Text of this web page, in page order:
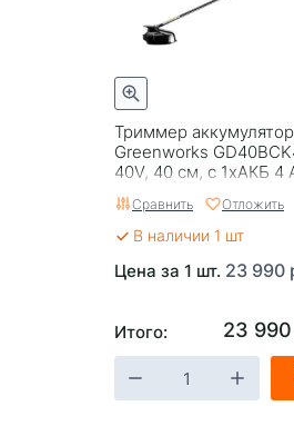
Триммер
Greenworks
40V, 40 см, с 1хАКБ 4
Сравнить Отложить
В наличии 1 шт
Цена за 1 шт. 23 990
Итого: 23